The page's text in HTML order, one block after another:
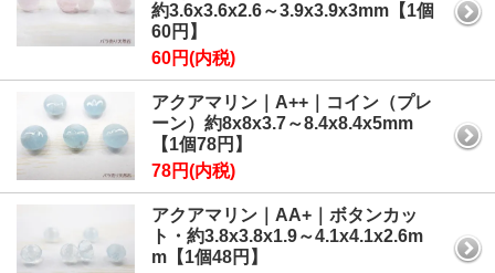
約3.6x3.6x2.6～3.9x3.9x3mm【1個
60円】
60円(内税)
アクアマリン｜A++｜コイン（プレ
ーン）約8x8x3.7～8.4x8.4x5mm
【1個78円】
78円(内税)
アクアマリン｜AA+｜ボタンカッ
ト・約3.8x3.8x1.9～4.1x4.1x2.6m
m【1個48円】